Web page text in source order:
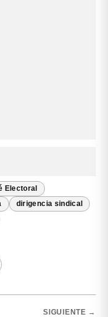
Electoral
dirigencia sindical
SIGUIENTE →